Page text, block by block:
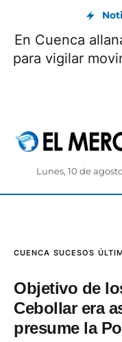
En Cuenca
para vigilar
Lunes, 10 de
CUENCA SUCESOS
Objetivo de
Cebollar era
presume la